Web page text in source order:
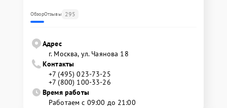
ОбзорОтзывы 295
Адрес
г. Москва, ул. Чаянова 18
Контакты
+7 (495) 023-73-25
+7 (800) 100-33-26
Время работы
Работаем с 09:00 до 21:00